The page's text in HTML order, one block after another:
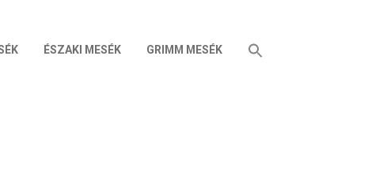
ÉSZAKI MESÉK GRIMM MESÉK